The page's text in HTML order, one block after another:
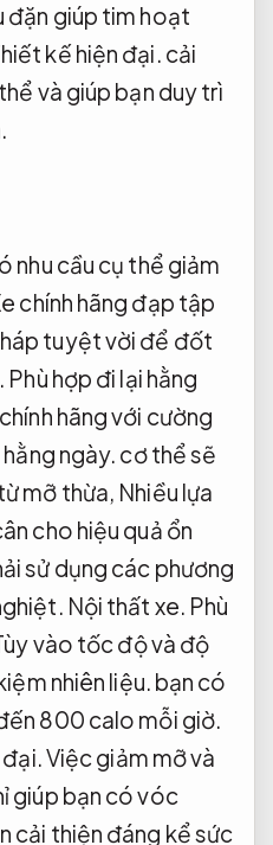
đặn giúp tim hoạt
kế hiện đại. cải
và giúp bạn duy trì
nhu cầu cụ thể giảm
chính hãng đạp tập
tuyệt vời để đốt
Phù hợp đi lại hằng
hãng với cường
ngày. cơ thể sẽ
mỡ thừa, Nhiều lựa
cho hiệu quả ổn
sử dụng các phương
Nội thất xe. Phù
vào tốc độ và độ
nhiên liệu. bạn có
800 calo mỗi giờ.
Việc giảm mỡ và
giúp bạn có vóc
cải thiện đáng kể sức